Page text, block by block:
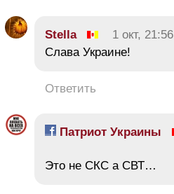
Stella 1 окт, 21:56
Слава Украине!
Ответить
Патриот Украины
Это не СКС а СВТ…